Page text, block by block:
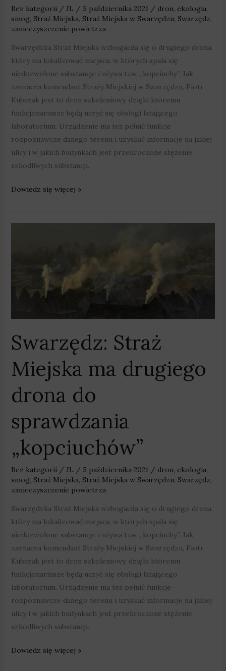
Bez kategorii/ JL / 5 października 2021 / dron, ekologia,
smog, Straż Miejska, Straż Miejska w Swarzędzu, Swarzędz,
zanieczyszczenie powietrza
Swarzędzka Straż Miejska wzbogaciła się o drugiego drona,
który ma lokalizować miejsca, w których spala się
niedozwolone substancje i używa tzw. „kopciuchy”. Jak
zaznacza komendant Straży Miejskiej w Swarzędzu, Piotr
Kubczak jest to dron szkoleniowy, dzięki któremu
funkcjonariusze będą uczyć się obsługi latającego
laboratorium. Urządzenie ma też pełnić funkcje
rozpoznawcze danego terenu i uzyskać informacje na jakiej
ulicy i w jakich budynkach jest przekroczone stężenie
szkodliwych substancji.
Dowiedz się więcej »
Swarzędz: Straż
Miejska ma drugiego
drona do
sprawdzania
„kopciuchów”
Bez kategorii/ JL / 5 października 2021 / dron, ekologia,
smog, Straż Miejska, Straż Miejska w Swarzędzu, Swarzędz,
zanieczyszczenie powietrza
Swarzędzka Straż Miejska wzbogaciła się o drugiego drona,
który ma lokalizować miejsca, w których spala się
niedozwolone substancje i używa tzw. „kopciuchy”. Jak
zaznacza komendant Straży Miejskiej w Swarzędzu, Piotr
Kubczak jest to dron szkoleniowy, dzięki któremu
funkcjonariusze będą uczyć się obsługi latającego
laboratorium. Urządzenie ma też pełnić funkcje
rozpoznawcze danego terenu i uzyskać informacje na jakiej
ulicy i w jakich budynkach jest przekroczone stężenie
szkodliwych substancji.
sprawdzania
„kopciuchów”
Dowiedz się więcej »